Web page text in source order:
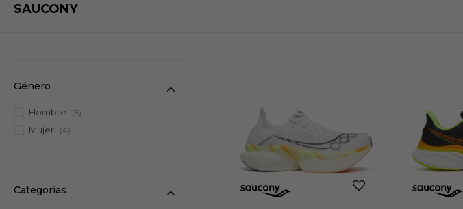
SAUCONY
Categorías
Género
Hombre (5)
Mujer (4)